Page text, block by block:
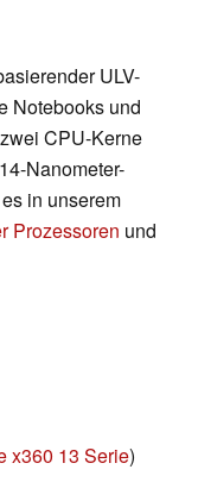
ULV-
Notebooks und
CPU-Kerne
Nanometer-
in unserem
Prozessoren und
x360 13 Serie)